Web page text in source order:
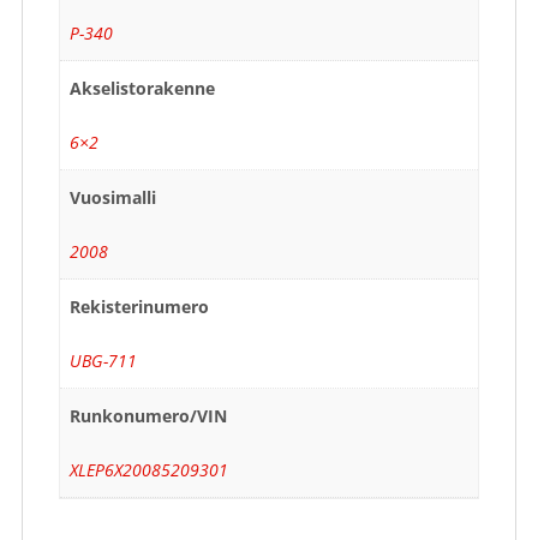
P-340
Akselistorakenne
6×2
Vuosimalli
2008
Rekisterinumero
UBG-711
Runkonumero/VIN
XLEP6X20085209301